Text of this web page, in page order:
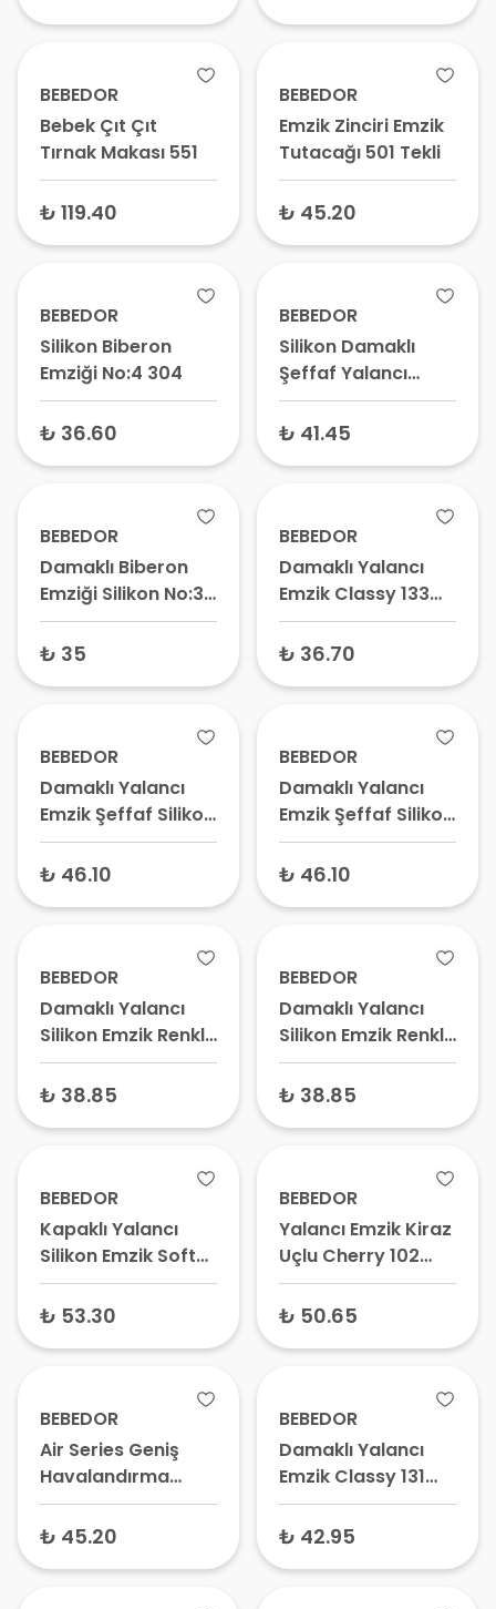
BEBEDOR
Bebek Çıt Çıt
Tırnak Makası 551
₺ 119.40
BEBEDOR
Emzik Zinciri Emzik
Tutacağı 501 Tekli
₺ 45.20
BEBEDOR
Silikon Biberon
Emziği No:4 304
₺ 36.60
BEBEDOR
Silikon Damaklı
Şeffaf Yalancı
Emzik No:3 Tekli
₺ 41.45
BEBEDOR
Damaklı Biberon
Emziği Silikon No:3
353 Hızlı Akış
₺ 35
BEBEDOR
Damaklı Yalancı
Emzik Classy 133
No:3 18+ Ay
₺ 36.70
BEBEDOR
Damaklı Yalancı
Emzik Şeffaf Silikon
Uç 171 No:1 0-6 Ay
Tekli
₺ 46.10
BEBEDOR
Damaklı Yalancı
Emzik Şeffaf Silikon
Uç 172 No:2 6-18 Ay
Tekli
₺ 46.10
BEBEDOR
Damaklı Yalancı
Silikon Emzik Renkli
111 No:1 0+ Ay
₺ 38.85
BEBEDOR
Damaklı Yalancı
Silikon Emzik Renkli
112 No:2 6+ Ay
₺ 38.85
BEBEDOR
Kapaklı Yalancı
Silikon Emzik Soft
105 0+ Ay
₺ 53.30
BEBEDOR
Yalancı Emzik Kiraz
Uçlu Cherry 102
No:2 6-18 Ay
₺ 50.65
BEBEDOR
Air Series Geniş
Havalandırma
Yüzeyli Yalancı
Damaklı Emzik
₺ 45.20
BEBEDOR
Damaklı Yalancı
Emzik Classy 131
No:1 0-6 Ay
₺ 42.95